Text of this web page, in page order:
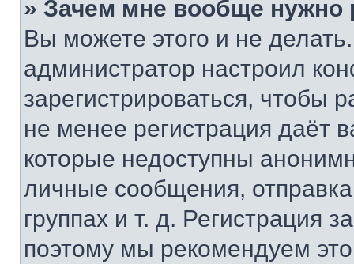
» Зачем мне вообще нужно
Вы можете этого и не
администратор настроил
зарегистрироваться, чтобы
не менее регистрация даёт
которые недоступны
личные сообщения,
группах и т. д. Регистрация
поэтому мы рекомендуем